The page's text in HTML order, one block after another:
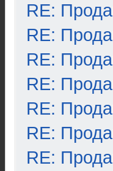
RE:
RE:
RE:
RE:
RE:
RE:
RE: